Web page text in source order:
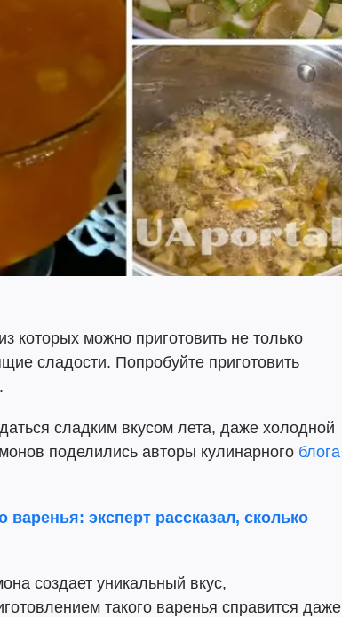
которых можно приготовить не только
сладости. Попробуйте приготовить
сладким вкусом лета, даже холодной
поделились авторы кулинарного блога
варенья: эксперт рассказал, сколько
создает уникальный вкус,
такого варенья справится даже